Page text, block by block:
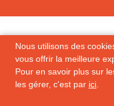
Nous utilisons des
vous offrir la meilleure
Pour en savoir plus sur
les gérer, c'est par ici